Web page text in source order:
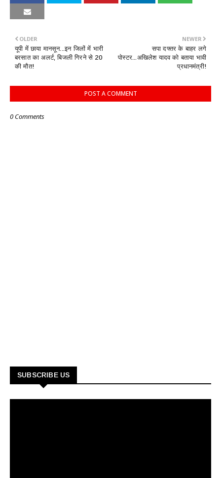
NEWER
सपा दफ्तर के बाहर लगे
पोस्टर...अखिलेश यादव को बताया भावी
प्रधानमंत्री!
OLDER
यूपी में छाया मानसून...इन जिलों में भारी
बरसात का अलर्ट, बिजली गिरने से 20
की मौत!
POST A COMMENT
0 Comments
SUBSCRIBE US